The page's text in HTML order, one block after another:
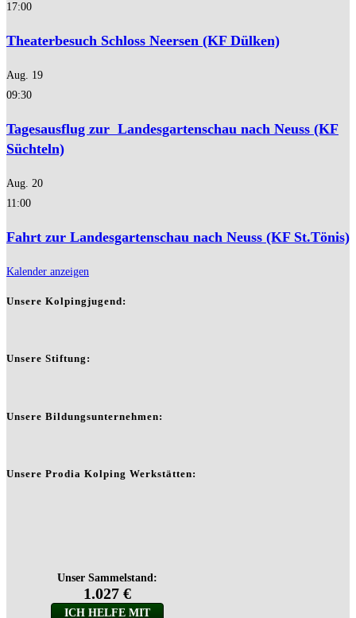
17:00
Theaterbesuch Schloss Neersen (KF Dülken)
Aug. 19
09:30
Tagesausflug zur Landesgartenschau nach Neuss (KF
Süchteln)
Aug. 20
11:00
Fahrt zur Landesgartenschau nach Neuss (KF St.Tönis)
Kalender anzeigen
Unsere Kolpingjugend:
Unsere Stiftung:
Unsere Bildungsunternehmen:
Unsere Prodia Kolping Werkstätten: